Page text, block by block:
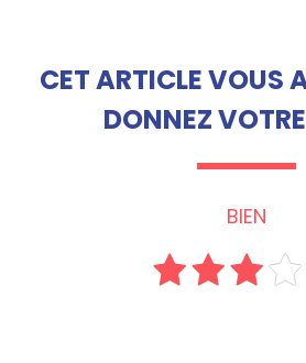
CET ARTICLE VOUS
DONNEZ
BIEN